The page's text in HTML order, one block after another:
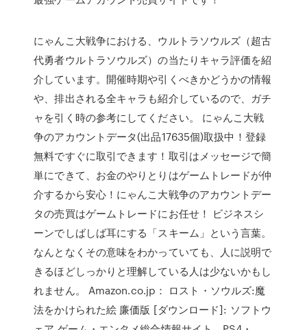
にゃんこ大戦争における、ウルトラソウルズ（超古
代勇者ウルトラソウルズ）の当たりキャラ評価を紹
介しています。開催時期や引くべきかどうかの情報
や、排出される全キャラも紹介しているので、ガチ
ャを引く時の参考にしてください。 にゃんこ大戦
争のアカウントデータ(出品17635個)取扱中！登録
無料ですぐに取引できます！取引はメッセージで簡
単にできて、お金のやりとりはゲームトレードが仲
介するから安心！にゃんこ大戦争のアカウントデー
タの売買はゲームトレードにお任せ！ ビジネスシ
ーンでしばしば耳にする「スキーム」という言葉。
なんとなくその意味をわかっていても、人に説明で
きるほどしっかりと理解している人は少ないかもし
れません。 Amazon.co.jp： ロスト・ソウルズ:魔
法をかけられた絵 廉価版 [ダウンロード]: ソフトウ